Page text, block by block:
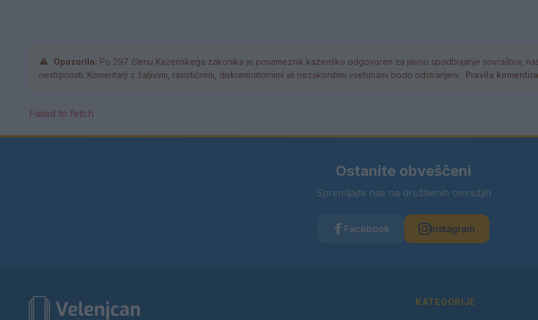
Opozorilo: Po 297. členu Kazenskega zakonika je posameznik kazensko odgovoren za javno spodbujanje sovraštva,
nestrpnosti. Komentarji z žaljivimi, rasističnimi, diskriminatornimi ali nezakonitimi vsebinami bodo odstranjeni. Pravila
Failed to fetch
Ostanite obveščeni
Spremljajte nas na družbenih omrežjih
Facebook Instagram
KATEGORIJE